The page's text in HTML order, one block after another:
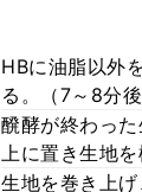
HBに油脂以外
る。（7～8分
醗酵が終わっ
上に置き生地を
生地を巻き上げ